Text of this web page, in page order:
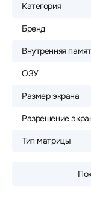
Категория
Бренд
Внутренняя
ОЗУ
Размер экрана
Разрешение
Тип матрицы